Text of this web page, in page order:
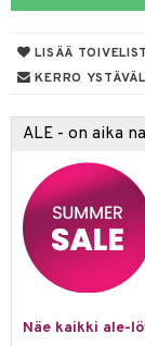
LISÄÄ
KERRO
ALE - on aika
Näe kaikki ale-
tuotteet
shave balm
shave lotion
de cologne